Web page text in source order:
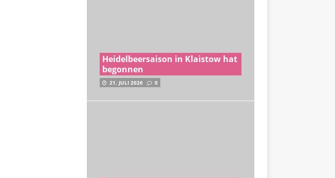
Heidelbeersaison in Klaistow hat
begonnen
21. JULI 2026 0